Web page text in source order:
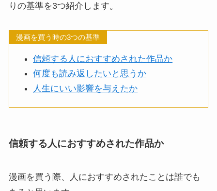
りの基準を3つ紹介します。
漫画を買う時の3つの基準
信頼する人におすすめされた作品か
何度も読み返したいと思うか
人生にいい影響を与えたか
信頼する人におすすめされた作品か
漫画を買う際、人におすすめされたことは誰でも